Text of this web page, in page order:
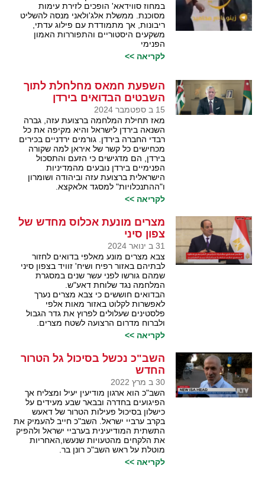
במחוז סווידאא' הופכים לזירת עימות
מסוכנת. ממשלת אלג'ולאני מנסה להשליט
ריבונות, אך מתמודדת עם פילוג עדתי,
משקעים היסטוריים והתפוררות האמון
הפנימי
לקריאה >>
השפעת חמאס מחלחלת לתוך
השבטים הבדואים בירדן
15 ב ספטמבר 2024
מאז תחילת המלחמה ברצועת עזה, גברה
השנאה בירדן לישראל והיא מקיפה את כל
רבדי החברה בירדן. גורמים ירדניים בכירים
מכחישים כל קשר של איראן למה שקורה
בירדן, הם מדגישים כי הזעם והתסכול
הפנימיים בירדן נובעים מהמדיניות
הישראלית ברצועת עזה וביהודה ושומרון
ו"ההתנכלויות" למסגד אלאקצא.
לקריאה >>
מצרים מונעת אכלוס מחדש של
צפון סיני
31 ב ינואר 2024
צבא מצרים מונע מאלפי בדואים לחזור
לבתיהם באזור רפיח ושיח' זוויד בצפון סיני
שמהם גורשו לפני עשר שנים במסגרת
המלחמה נגד שלוחת דאע"ש.
הבדואים חוששים כי צבא מצרים נערך
לאפשרות לקלוט באזור מאות אלפי
פלסטינים שעלולים לפרוץ את גדר הגבול
ולברוח מדרום הרצועה לשטח מצרים.
לקריאה >>
השב"כ נכשל בסיכול גל הטרור
החדש
30 ב מרץ 2022
השב"כ הוא ארגון מודיעין יעיל ומצליח אך
הפיגועים בחדרה ובבאר שבע מעידים על
כישלון בסיכול פעילות הטרור של דאעש
בקרב ערביי ישראל. השב"כ חייב להעמיק את
התשתית המודיעינית בערביי ישראל ולהפיק
את הלקחים מהטעויות שנעשו,האחריות
מוטלת על ראש השב"כ רונן בר.
לקריאה >>